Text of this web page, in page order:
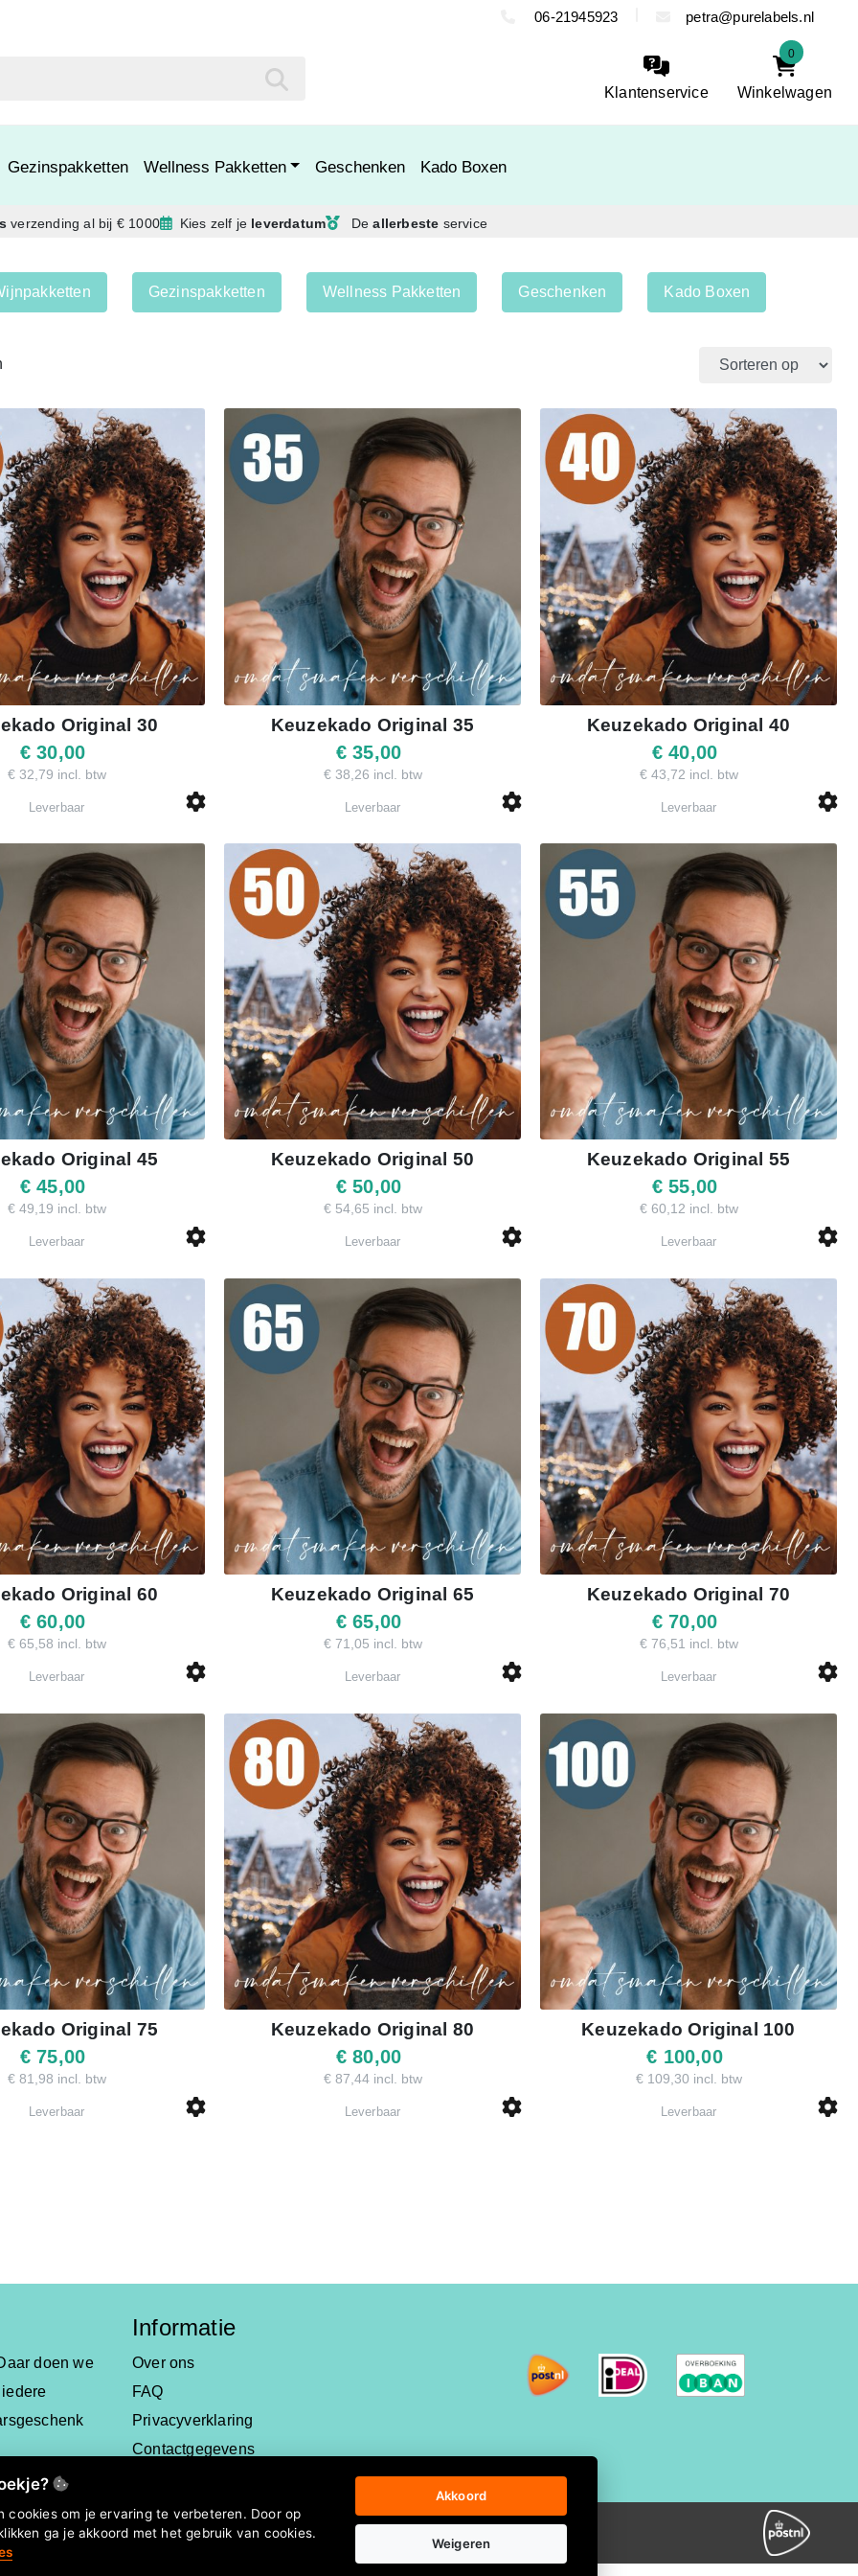
06-21945923 petra@purelabels.nl
Klantenservice
0
Winkelwagen
Gezinspakketten Wellness Pakketten Geschenken Kado Boxen
verzendingal bij € 1000 Kies zelf je leverdatum Deallerbeste service
Gezinspakketten Wellness Pakketten Geschenken Kado Boxen
Original 30
€ 30,00
€ 32,79 incl. btw
Leverbaar
Keuzekado Original 35
€ 35,00
€ 38,26 incl. btw
Leverbaar
Keuzekado Original 40
€ 40,00
€ 43,72 incl. btw
Leverbaar
Original 45
€ 45,00
€ 49,19 incl. btw
Leverbaar
Keuzekado Original 50
€ 50,00
€ 54,65 incl. btw
Leverbaar
Keuzekado Original 55
€ 55,00
€ 60,12 incl. btw
Leverbaar
Original 60
€ 60,00
€ 65,58 incl. btw
Leverbaar
Keuzekado Original 65
€ 65,00
€ 71,05 incl. btw
Leverbaar
Keuzekado Original 70
€ 70,00
€ 76,51 incl. btw
Leverbaar
Original 75
€ 75,00
€ 81,98 incl. btw
Leverbaar
Keuzekado Original 80
€ 80,00
€ 87,44 incl. btw
Leverbaar
Keuzekado Original 100
€ 100,00
€ 109,30 incl. btw
Leverbaar
doen we
Informatie
Over ons
FAQ
Privacyverklaring
Contactgegevens
cookies om je ervaring te verbeteren. Door op
ga je akkoord met het gebruik van cookies.
Akkoord
Weigeren